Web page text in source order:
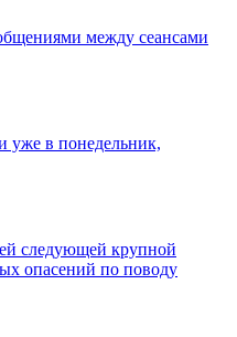
между сеансами
уже в понедельник,
следующей крупной
опасений по поводу